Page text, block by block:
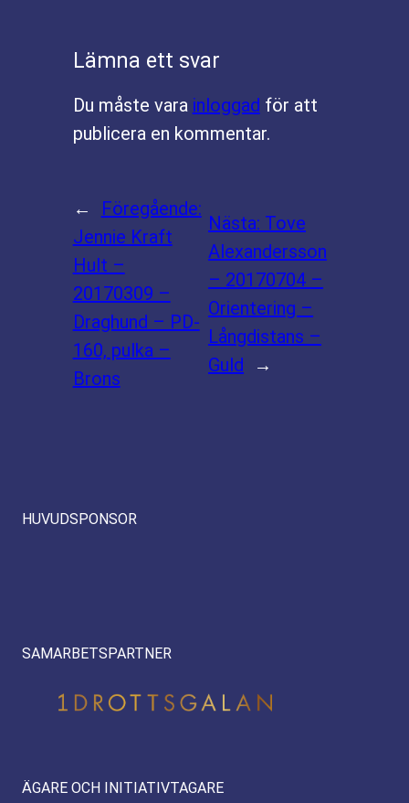
Lämna ett svar
Du måste vara inloggad för att
publicera en kommentar.
←
Föregående:
Jennie Kraft
Hult –
20170309 –
Draghund – PD-
160, pulka –
Brons
Nästa: Tove
Alexandersson
– 20170704 –
Orientering –
Långdistans –
Guld
→
HUVUDSPONSOR
SAMARBETSPARTNER
ÄGARE OCH INITIATIVTAGARE